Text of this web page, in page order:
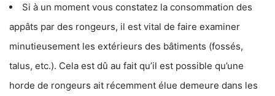
Si à un moment vous constatez la consommation des
appâts par des rongeurs, il est vital de faire examiner
minutieusement les extérieurs des bâtiments (fossés,
talus, etc.). Cela est dû au fait qu’il est possible qu’une
horde de rongeurs ait récemment élue demeure dans les